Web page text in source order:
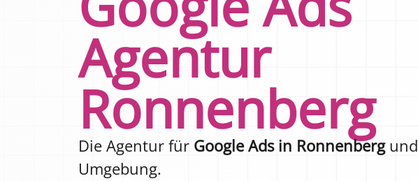
Agentur
Ronnenberg
Die Agentur für Google Ads in Ronnenbergund
Umgebung.